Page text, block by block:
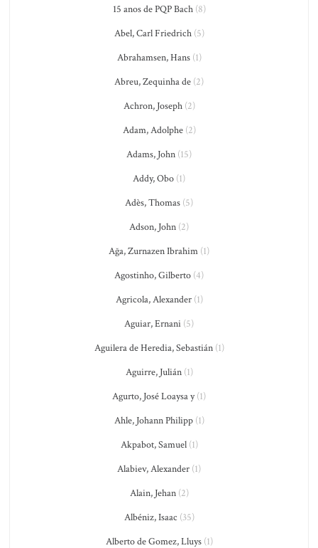
15 anos de PQP Bach(8)
Abel, Carl Friedrich(5)
Abrahamsen, Hans(1)
Abreu, Zequinha de (2)
Achron, Joseph(2)
Adam, Adolphe(2)
Adams, John (15)
Addy, Obo (1)
Adès, Thomas (5)
Adson, John (2)
Ağa, Zurnazen Ibrahim (1)
Agostinho, Gilberto (4)
Agricola, Alexander(1)
Aguiar, Ernani (5)
Aguilera de Heredia, Sebastián(1)
Aguirre, Julián(1)
Agurto, José Loaysa y(1)
Ahle, Johann Philipp(1)
Akpabot, Samuel(1)
Alabiev, Alexander (1)
Alain, Jehan(2)
Albéniz, Isaac (35)
Alberto de Gomez, Lluys(1)